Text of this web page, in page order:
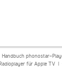
Handbuch phonostar-
für Apple TV|